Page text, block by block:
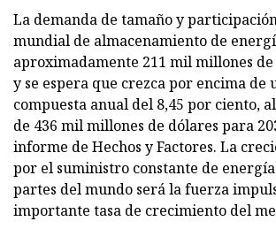
La demanda de tamaño y
mundial de almacenamiento de
aproximadamente 211 mil millones de
y se espera que crezca por encima de
compuesta anual del 8,45 por ciento,
de 436 mil millones de dólares para
informe de Hechos y Factores. La
por el suministro constante de
partes del mundo será la fuerza
importante tasa de crecimiento del